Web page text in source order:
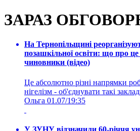
ЗАРАЗ
На Тернопільщині
позашкільної освіти: що про
чиновники (відео)
Це абсолютно різні напрямки
нігелізм - об'єднувати такі
Ольга 01.07/19:35
У ЗУНУ відзначили 60-річчя